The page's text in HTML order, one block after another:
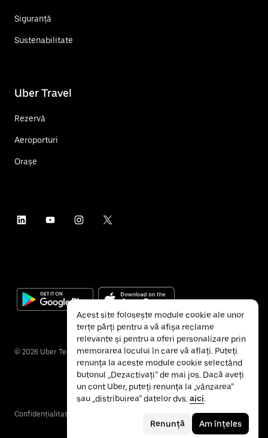
Siguranță
Sustenabilitate
Uber Travel
Rezervă
Aeroporturi
Orașe
© 2026 Uber Technologies Inc.
Confidențialitate
Acest site folosește module cookie ale unor
terțe părți pentru a vă afișa reclame
relevante și pentru a oferi personalizare prin
memorarea locului în care vă aflați. Puteți
renunța la aceste module cookie selectând
butonul „Dezactivați” de mai jos. Dacă aveți
un cont Uber, puteți renunța la „vânzarea”
sau „distribuirea” datelor dvs. aici.
Renunță Am înțeles